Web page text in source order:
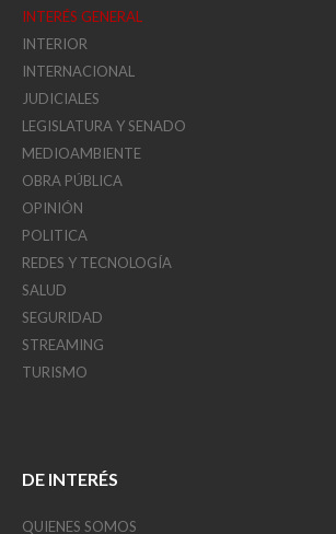
INTERÉS GENERAL
INTERIOR
INTERNACIONAL
JUDICIALES
LEGISLATURA Y SENADO
MEDIOAMBIENTE
OBRA PÚBLICA
OPINIÓN
POLITICA
REDES Y TECNOLOGÍA
SALUD
SEGURIDAD
STREAMING
TURISMO
DE INTERÉS
QUIENES SOMOS